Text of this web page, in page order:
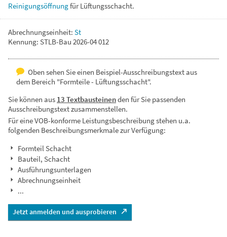
ReinigungsöffnungfürLüftungsschacht.
Abrechnungseinheit: St
Kennung: STLB-Bau 2026-04 012
Oben sehen Sie einen Beispiel-Ausschreibungstext aus
dem Bereich "Formteile - Lüftungsschacht".
Sie können aus 13 Textbausteinenden für Sie passenden
Ausschreibungstext zusammenstellen.
Für eine VOB-konforme Leistungsbeschreibung stehen u.a.
folgenden Beschreibungsmerkmale zur Verfügung:
Formteil Schacht
Bauteil, Schacht
Ausführungsunterlagen
Abrechnungseinheit
...
Jetzt anmelden und ausprobieren